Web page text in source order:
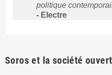
politique
- Electre
Soros et la société